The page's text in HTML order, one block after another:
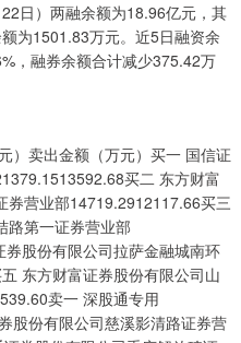
日）两融余额为18.96亿元，其
为1501.83万元。近5日融资余
，融券余额合计减少375.42万
）卖出金额（万元）买一 国信证
买二 东方财富
券营业部14719.2912117.66买三
路第一证券营业部
股份有限公司拉萨金融城南环
东方财富证券股份有限公司山
卖一 深股通专用
股份有限公司慈溪影清路证券营